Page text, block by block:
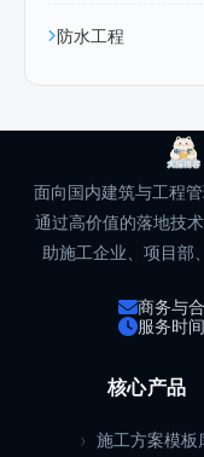
防水工程
面向国内建筑与工程
通过高价值的落地技
助施工企业、项目部
商务与
服务时
核心产品
施工方案模板